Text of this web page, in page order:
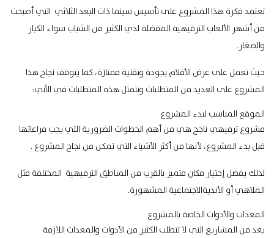
تعتمد فكرة هذا المشروع على تأسيس سينما ذات البعد الثلاثي التي أصبحت
من أشهر الألعاب الترفيهية المفضلة لدي الكثير من الشباب سواء الكبار
والصغار.
حيث تعمل على عرض الأفلام بجودة وتقنية ممتازة، كما يتوقف نجاح هذا
المشروع على العديد من المتطلبات وتتمثل هذه المتطلبات في الآتي:
الموقع المناسب لبدء المشروع
مشروع ترفيهي ناجح هي من أهم الخطوات الضرورية التي يجب مراعاتها
قبل بدء المشروع، لأنها من أكثر الأشياء التي تمكن من نجاح المشروع .
لذلك يفضل إختيار مكان متميز بالقرب من المناطق الترفيهية المختلفة مثل
الملاهي أو الأنديةالاجتماعية المشهورة.
المعدات والأدوات الخاصة بالمشروع
يعد من المشاريع التي لا تتطلب الكثير من الأدوات والمعدات اللازمة